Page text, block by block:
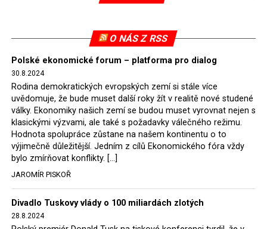
2022, než byl tento případ z důvodu uzavření dohody
Polska s Českou republikou o odstranění příčin sporu o
důl Turów vymazán z rejstříku tribunálu. Celkem si
Polsko nechalo z přiznaných evropských fondů odečíst
asi 70 milionů eur na pokutách a 45 milionů eur
zaplatilo jako odškodnění České republice – ale jak důl,
tak elektrárna nadále fungovaly. Už tehdy zástupci
tehdejší opozice a dnes vládnoucí koalice, jako
místopředseda Občanské platformy (PO) Rafał
Hołownia, přímo řekli, že by se polská vláda měla
tomuto rozhodnutí podřídit.
O NÁS Z RSS
Polské ekonomické forum – platforma pro dialog
30.8.2024
Rodina demokratických evropských zemí si stále více
uvědomuje, že bude muset další roky žít v realitě nové studené
války. Ekonomiky našich zemí se budou muset vyrovnat nejen s
klasickými výzvami, ale také s požadavky válečného režimu.
Hodnota spolupráce zůstane na našem kontinentu o to
výjimečně důležitější. Jedním z cílů Ekonomického fóra vždy
bylo zmírňovat konflikty. […]
JAROMÍR PISKOŘ
Divadlo Tuskovy vlády o 100 miliardách zlotých
28.8.2024